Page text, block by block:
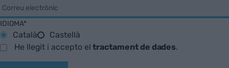
IDIOMA*
Català
Castellà
He llegit i accepto eltractament de dades.